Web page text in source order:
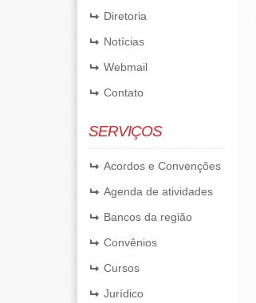
Diretoria
Notícias
Webmail
Contato
SERVIÇOS
Acordos e Convenções
Agenda de atividades
Bancos da região
Convênios
Cursos
Jurídico